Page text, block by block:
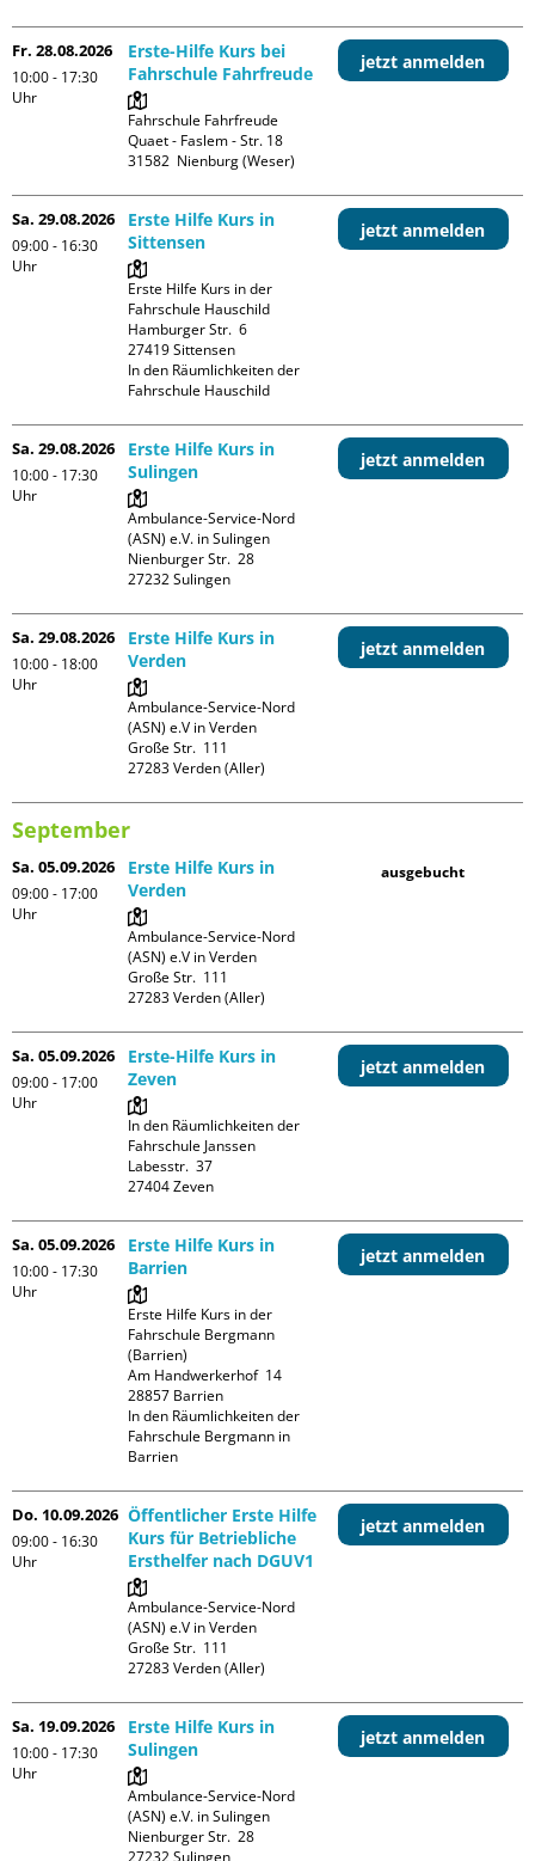
Fr. 28.08.2026
10:00 - 17:30
Uhr
Erste-Hilfe Kurs bei
Fahrschule Fahrfreude
Fahrschule Fahrfreude
Quaet - Faslem - Str. 18
jetzt anmelden
Sa. 29.08.2026
09:00 - 16:30
Uhr
Erste Hilfe Kurs in
Sittensen
Erste Hilfe Kurs in der
Fahrschule Hauschild
Hamburger Str.  6
27419 Sittensen
In den Räumlichkeiten der
Fahrschule Hauschild
jetzt anmelden
Sa. 29.08.2026
10:00 - 17:30
Uhr
Erste Hilfe Kurs in
Sulingen
Ambulance-Service-Nord
(ASN) e.V. in Sulingen
Nienburger Str.  28
jetzt anmelden
Sa. 29.08.2026
10:00 - 18:00
Uhr
Erste Hilfe Kurs in
Verden
Ambulance-Service-Nord
(ASN) e.V in Verden
Große Str.  111
jetzt anmelden
September
Sa. 05.09.2026
09:00 - 17:00
Uhr
Erste Hilfe Kurs in
Verden
Ambulance-Service-Nord
(ASN) e.V in Verden
Große Str.  111
ausgebucht
Sa. 05.09.2026
09:00 - 17:00
Uhr
Erste-Hilfe Kurs in
Zeven
In den Räumlichkeiten der
Fahrschule Janssen
Labesstr.  37
jetzt anmelden
Sa. 05.09.2026
10:00 - 17:30
Uhr
Erste Hilfe Kurs in
Barrien
Erste Hilfe Kurs in der
Fahrschule Bergmann
(Barrien)
Am Handwerkerhof  14
28857 Barrien
In den Räumlichkeiten der
Fahrschule Bergmann in
Barrien
jetzt anmelden
Do. 10.09.2026
09:00 - 16:30
Uhr
Öffentlicher Erste Hilfe
Kurs für Betriebliche
Ersthelfer nach DGUV1
Ambulance-Service-Nord
(ASN) e.V in Verden
Große Str.  111
jetzt anmelden
Sa. 19.09.2026
10:00 - 17:30
Uhr
Erste Hilfe Kurs in
Sulingen
Ambulance-Service-Nord
(ASN) e.V. in Sulingen
Nienburger Str.  28
jetzt anmelden